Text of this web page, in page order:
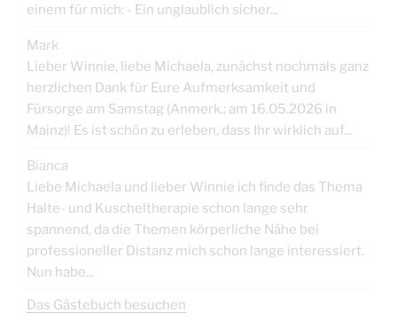
einem für mich: - Ein unglaublich sicher...
Mark
Lieber Winnie, liebe Michaela, zunächst nochmals ganz
herzlichen Dank für Eure Aufmerksamkeit und
Fürsorge am Samstag (Anmerk.: am 16.05.2026 in
Mainz)! Es ist schön zu erleben, dass Ihr wirklich auf...
Bianca
Liebe Michaela und lieber Winnie ich finde das Thema
Halte- und Kuscheltherapie schon lange sehr
spannend, da die Themen körperliche Nähe bei
professioneller Distanz mich schon lange interessiert.
Nun habe...
Das Gästebuch besuchen